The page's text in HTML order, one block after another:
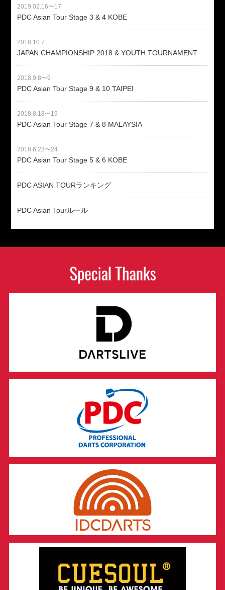
2019.02.16〜17
PDC Asian Tour Stage 3 & 4 KOBE
2018.10.7
JAPAN CHAMPIONSHIP 2018 & YOUTH TOURNAMENT
2018.9.8〜9
PDC Asian Tour Stage 9 & 10 TAIPEI
2018.8.18〜19
PDC Asian Tour Stage 7 & 8 MALAYSIA
2018.6.23〜24
PDC Asian Tour Stage 5 & 6 KOBE
PDC ASIAN TOURランキング
PDC Asian Tourルール